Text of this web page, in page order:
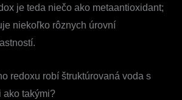
je teda niečo ako metaantioxidant;
niekoľko rôznych úrovní
redoxu robí štruktúrovaná voda s
ako takými?